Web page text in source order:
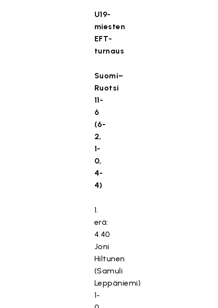
m
a
r
k
o
i
n
t
i
e
v
ä
s
t
ä
.
Hyväksy markkinointievästeet
U19-
miesten
EFT-
turnaus
Suomi–
Ruotsi
11-
6
(6-
2,
1-
0,
4-
4)
1.
erä:
4.40
Joni
Hiltunen
(Samuli
Leppäniemi)
1-